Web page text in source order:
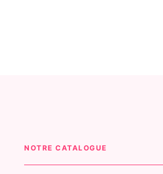
NOTRE CATALOGUE